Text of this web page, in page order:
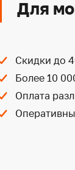
Для
Скидки до
Более 10
Оплата